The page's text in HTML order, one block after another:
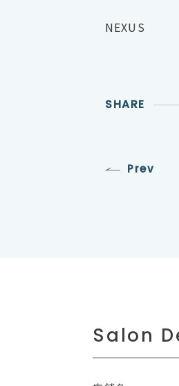
NEXUS
SHARE
Prev
Salon